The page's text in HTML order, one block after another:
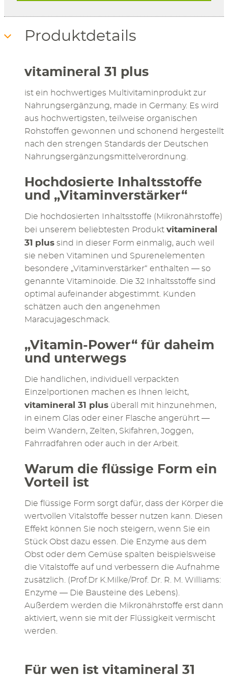
Produktdetails
vitamineral 31 plus
ist ein hochwertiges Multivitaminprodukt zur
Nahrungsergänzung, made in Germany. Es wird
aus hochwertigsten, teilweise organischen
Rohstoffen gewonnen und schonend hergestellt
nach den strengen Standards der Deutschen
Nahrungsergänzungsmittelverordnung.
Hochdosierte Inhaltsstoffe
und „Vitaminverstärker“
Die hochdosierten Inhaltsstoffe (Mikronährstoffe)
bei unserem beliebtesten Produkt vitamineral
31 plus sind in dieser Form einmalig, auch weil
sie neben Vitaminen und Spurenelementen
besondere „Vitaminverstärker“ enthalten — so
genannte Vitaminoide. Die 32 Inhaltsstoffe sind
optimal aufeinander abgestimmt. Kunden
schätzen auch den angenehmen
Maracujageschmack.
„Vitamin-Power“ für daheim
und unterwegs
Die handlichen, individuell verpackten
Einzelportionen machen es Ihnen leicht,
vitamineral 31 plus überall mit hinzunehmen,
in einem Glas oder einer Flasche angerührt —
beim Wandern, Zelten, Skifahren, Joggen,
Fahrradfahren oder auch in der Arbeit.
Warum die flüssige Form ein
Vorteil ist
Die flüssige Form sorgt dafür, dass der Körper die
wertvollen Vitalstoffe besser nutzen kann. Diesen
Effekt können Sie noch steigern, wenn Sie ein
Stück Obst dazu essen. Die Enzyme aus dem
Obst oder dem Gemüse spalten beispielsweise
die Vitalstoffe auf und verbessern die Aufnahme
zusätzlich. (Prof.Dr K.Milke/Prof. Dr. R. M. Williams:
Enzyme — Die Bausteine des Lebens).
Außerdem werden die Mikronährstoffe erst dann
aktiviert, wenn sie mit der Flüssigkeit vermischt
werden.
Für wen ist vitamineral 31